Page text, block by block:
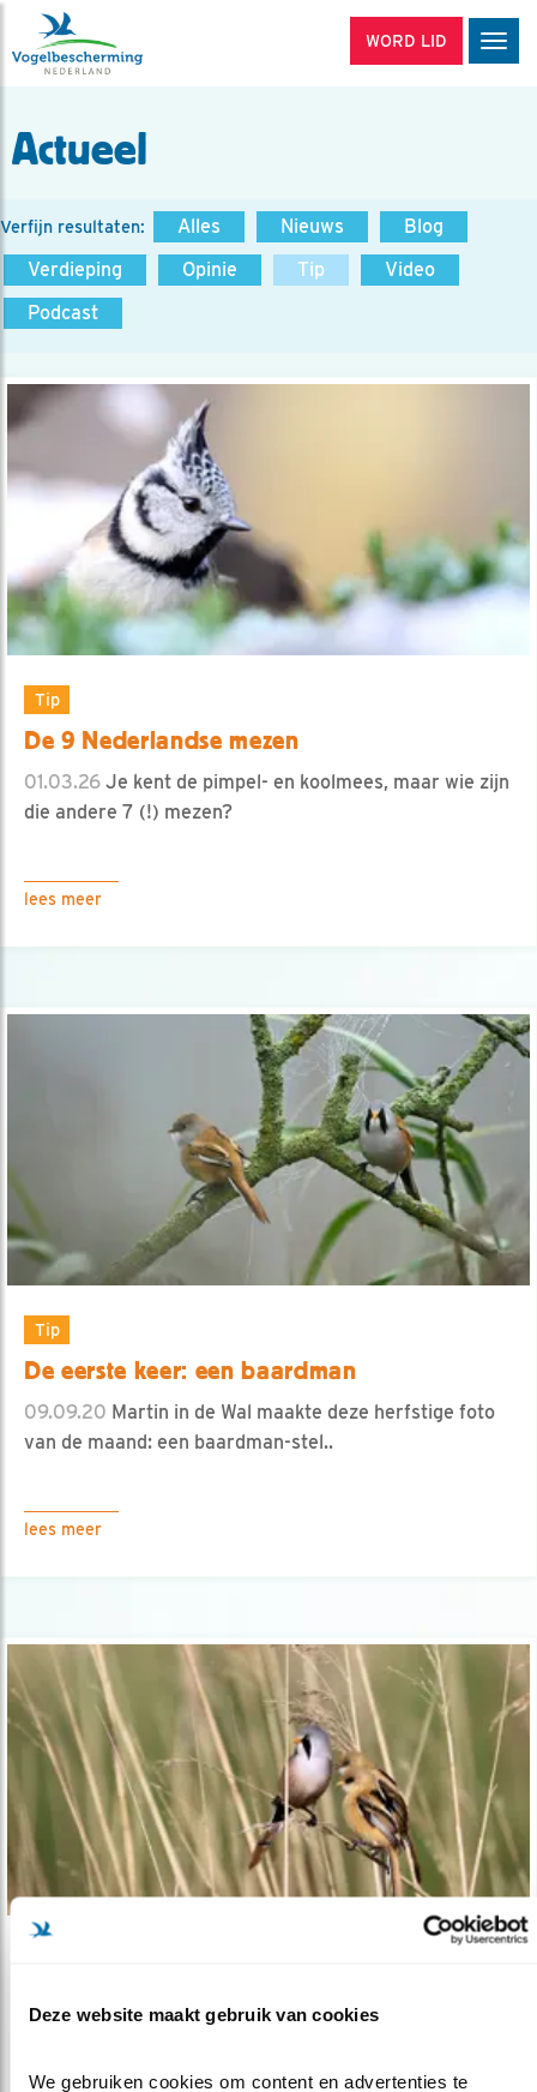
Deze website maakt gebruik van cookies
We gebruiken cookies om content en advertenties te
WORD LID
Actueel
Verfijn resultaten: Alles Nieuws
Blog
Verdieping
Opinie Tip
Video
Podcast
Tip
De 9 Nederlandse mezen
01.03.26 Je kent de pimpel- en koolmees, maar wie zijn
die andere 7 (!) mezen?
lees meer
Tip
De eerste keer: een baardman
09.09.20 Martin in de Wal maakte deze herfstige foto
van de maand: een baardman-stel..
lees meer
maand